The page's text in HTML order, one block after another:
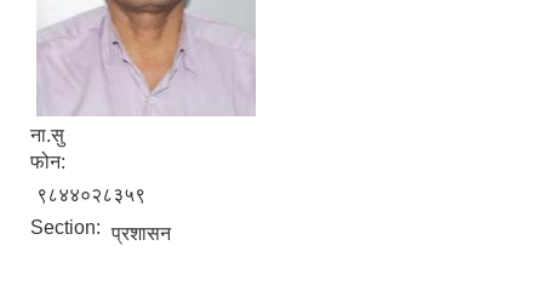
ना.सु
फोन:
९८४४०२८३५९
Section: प्रशासन